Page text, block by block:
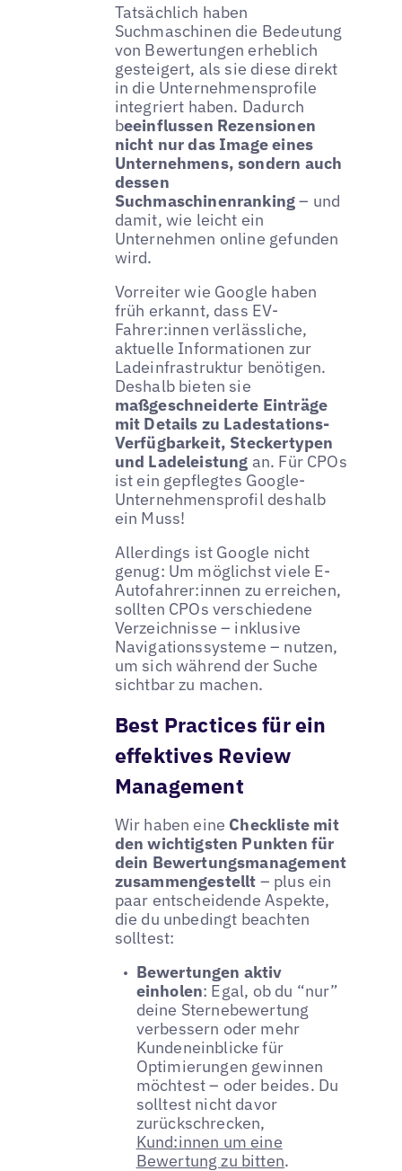
Tatsächlich haben
Suchmaschinen die Bedeutung
von Bewertungen erheblich
gesteigert, als sie diese direkt
in die Unternehmensprofile
integriert haben. Dadurch
beeinflussen Rezensionen
nicht nur das Image eines
Unternehmens, sondern auch
dessen
Suchmaschinenranking– und
damit, wie leicht ein
Unternehmen online gefunden
wird.
Vorreiter wie Google haben
früh erkannt, dass EV-
Fahrer:innen verlässliche,
aktuelle Informationen zur
Ladeinfrastruktur benötigen.
Deshalb bieten sie
maßgeschneiderte Einträge
mit Details zu Ladestations-
Verfügbarkeit, Steckertypen
und Ladeleistung an. Für CPOs
ist ein gepflegtes Google-
Unternehmensprofil deshalb
ein Muss!
Allerdings ist Google nicht
genug: Um möglichst viele E-
Autofahrer:innen zu erreichen,
sollten CPOs verschiedene
Verzeichnisse – inklusive
Navigationssysteme – nutzen,
um sich während der Suche
sichtbar zu machen.
Best Practices für ein
effektives Review
Management
Wir haben eine Checkliste mit
den wichtigsten Punkten für
dein Bewertungsmanagement
zusammengestellt – plus ein
paar entscheidende Aspekte,
die du unbedingt beachten
solltest:
Bewertungen aktiv
einholen: Egal, ob du “nur”
deine Sternebewertung
verbessern oder mehr
Kundeneinblicke für
Optimierungen gewinnen
möchtest – oder beides. Du
solltest nicht davor
zurückschrecken,
Kund:innen um eine
Bewertung zu bitten.